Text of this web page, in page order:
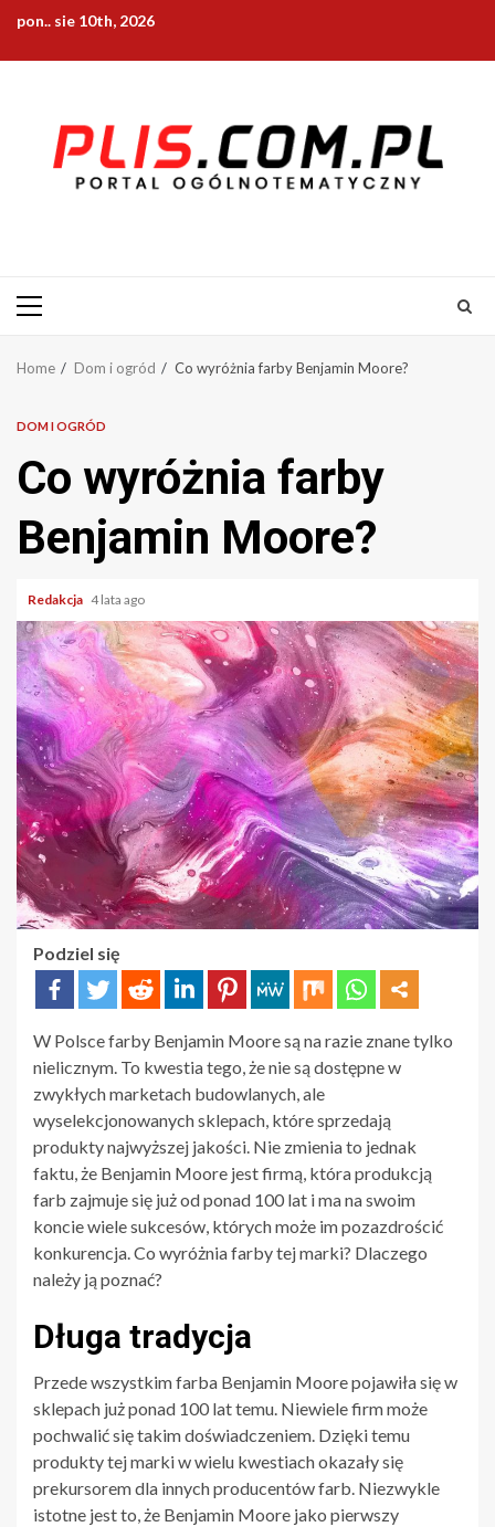
content
pon.. sie 10th, 2026
Primary
Home Dom i ogród Co wyróżnia farby Benjamin Moore?
DOM I OGRÓD
Co wyróżnia farby
Benjamin Moore?
Redakcja 4 lata ago
Podziel się
W Polsce farby Benjamin Moore są na razie znane tylko
nielicznym. To kwestia tego, że nie są dostępne w
zwykłych marketach budowlanych, ale
wyselekcjonowanych sklepach, które sprzedają
produkty najwyższej jakości. Nie zmienia to jednak
faktu, że Benjamin Moore jest firmą, która produkcją
farb zajmuje się już od ponad 100 lat i ma na swoim
koncie wiele sukcesów, których może im pozazdrościć
konkurencja. Co wyróżnia farby tej marki? Dlaczego
należy ją poznać?
Długa tradycja
Przede wszystkim farba Benjamin Moore pojawiła się w
sklepach już ponad 100 lat temu. Niewiele firm może
pochwalić się takim doświadczeniem. Dzięki temu
produkty tej marki w wielu kwestiach okazały się
prekursorem dla innych producentów farb. Niezwykle
istotne jest to, że Benjamin Moore jako pierwszy